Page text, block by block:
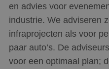
en advies voor
industrie. We adviseren
infraprojecten als voor
paar auto’s. De
voor een optimaal plan;